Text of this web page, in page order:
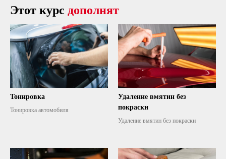
Этот курс дополнят
Тонировка
Тонировка автомобиля
Удаление вмятин без
покраски
Удаление вмятин без покраски